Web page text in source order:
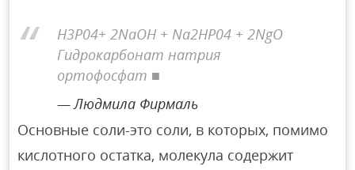
Н3Р04+ 2NaOH + Na2HP04 + 2NgO
Гидрокарбонат натрия
ортофосфат ■
Людмила Фирмаль
Основные соли-это соли, в которых, помимо
кислотного остатка, молекула содержит